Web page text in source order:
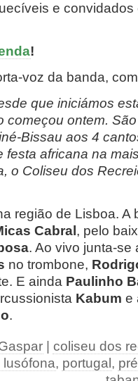
e
!
voz da banda,
que iniciámos
começou ontem.
Bissau aos 4
festa africana na
o Coliseu dos
região de Lisboa. A
Cabral , pelo
. Ao vivo junta-se
no trombone,
E ainda Paulinho
Kabum e
.
coliseu dos
lusófona, portugal ,